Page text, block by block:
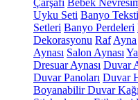
Çarşafı Bebek
Uyku Seti Banyo
Setleri Banyo Perdeleri
Dekorasyonu Raf Ayna
Aynası Salon Aynası
Dresuar Aynası Duvar
Duvar Panoları Duvar
Boyanabilir Duvar